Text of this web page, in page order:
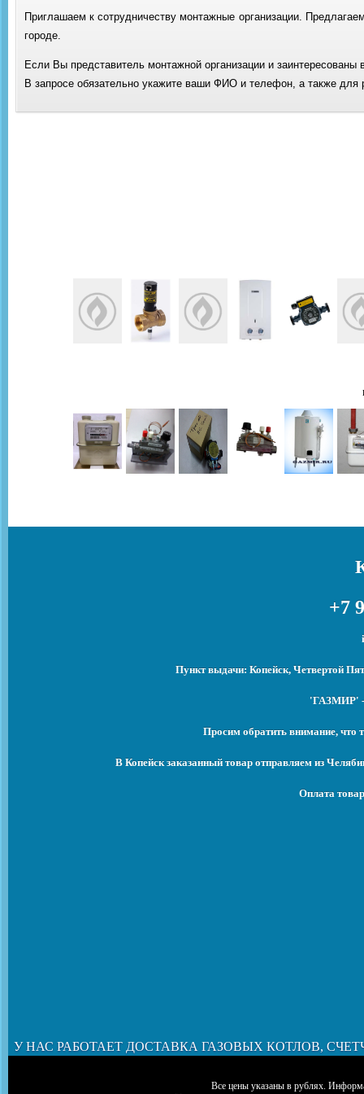
Приглашаем к сотрудничеству монтажные организации.
городе.
Если Вы представитель монтажной организации и
В запросе обязательно укажите ваши ФИО и телефон, а также
+7
Пункт выдачи: Копейск, Четвертой
'ГАЗМИР' -
Просим обратить внимание, что
В Копейск заказанный товар отправляем из
Оплата
У НАС РАБОТАЕТ ДОСТАВКА ГАЗОВЫХ КОТЛОВ,
Все цены указаны в рублях.